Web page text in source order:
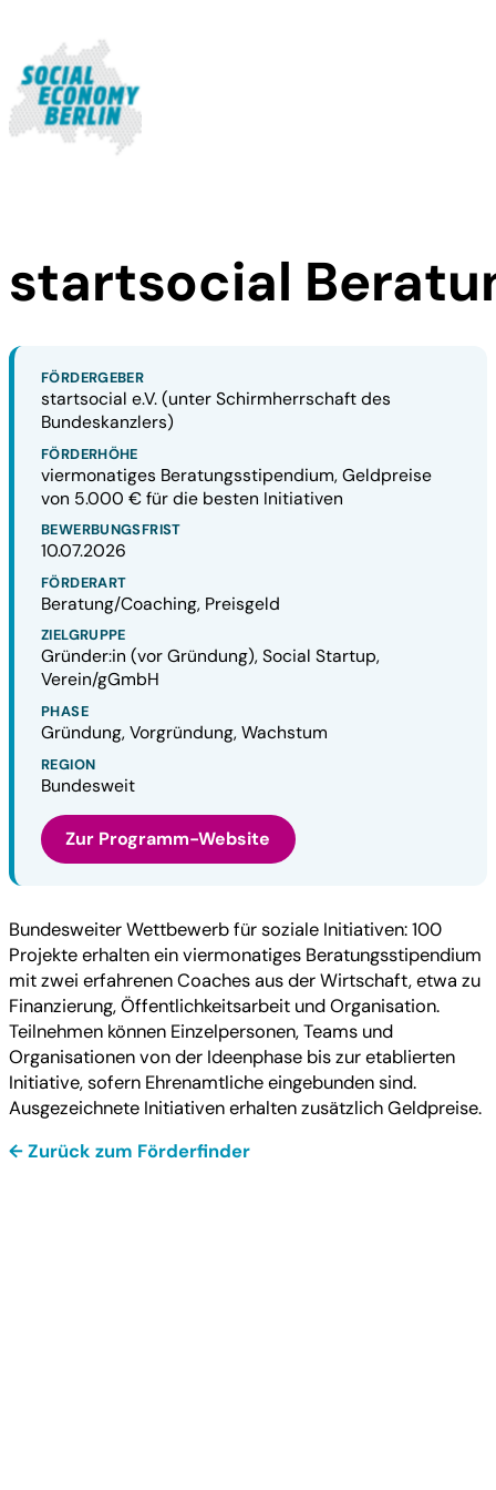
startsocial
FÖRDERGEBER
startsocial e.V. (unter Schirmherrschaft des
Bundeskanzlers)
FÖRDERHÖHE
viermonatiges Beratungsstipendium, Geldpreise
von 5.000 € für die besten Initiativen
BEWERBUNGSFRIST
10.07.2026
FÖRDERART
Beratung/Coaching, Preisgeld
ZIELGRUPPE
Gründer:in (vor Gründung), Social Startup,
Verein/gGmbH
PHASE
Gründung, Vorgründung, Wachstum
REGION
Bundesweit
Zur Programm-Website
Bundesweiter Wettbewerb für soziale Initiativen: 100
Projekte erhalten ein viermonatiges Beratungsstipendium
mit zwei erfahrenen Coaches aus der Wirtschaft, etwa zu
Finanzierung, Öffentlichkeitsarbeit und Organisation.
Teilnehmen können Einzelpersonen, Teams und
Organisationen von der Ideenphase bis zur etablierten
Initiative, sofern Ehrenamtliche eingebunden sind.
Ausgezeichnete Initiativen erhalten zusätzlich Geldpreise.
← Zurück zum Förderfinder